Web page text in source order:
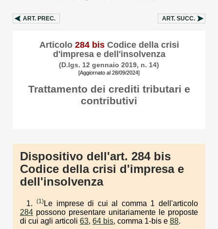
ART. PREC. ART. SUCC.
Articolo 284 bisCodice della crisi
d'impresa e dell'insolvenza
(D.lgs. 12 gennaio 2019, n. 14)
[Aggiornato al 28/09/2024]
Trattamento dei crediti tributari e
contributivi
Dispositivo dell'art. 284 bis
Codice della crisi d'impresa e
dell'insolvenza
1. (1)Le imprese di cui al comma 1 dell'articolo
284 possono presentare unitariamente le proposte
di cui agli articoli 63, 64 bis, comma 1-bis e 88.